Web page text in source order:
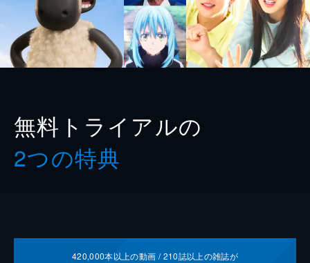
無料トライアルの
2つの特典
420,000本以上の動画 /210誌以上の雑誌が